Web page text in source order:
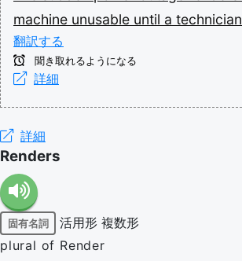
machine unusable until a technician
翻訳する
聞き取れるようになる
詳細
詳細
Renders
固有名詞 活用形 複数形
plural of Render